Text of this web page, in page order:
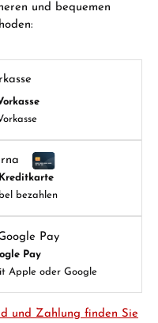
und bequemen
bezahlen
Pay
Apple oder Google
und Zahlung finden Sie